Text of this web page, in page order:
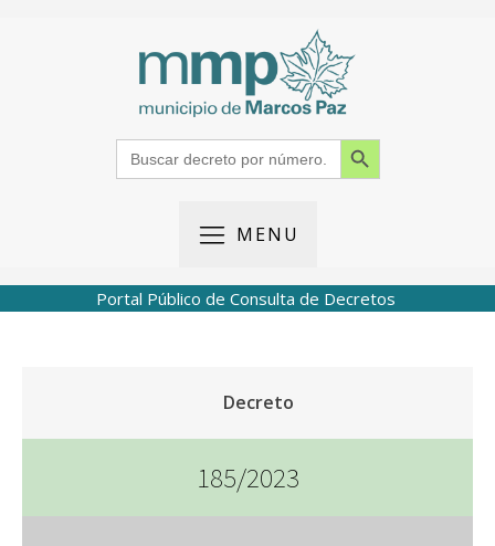
Search
for:
Search Button
MENU
Portal Público de Consulta de Decretos
Decreto
185/2023